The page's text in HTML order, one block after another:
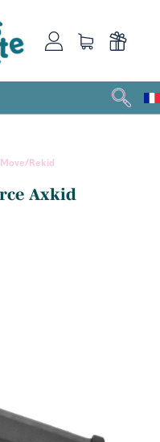
Rekid
Axkid